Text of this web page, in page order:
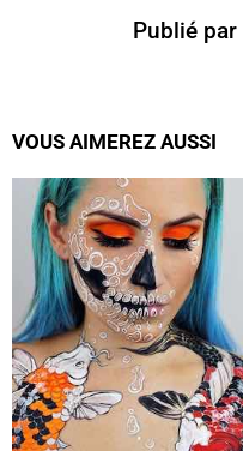
Publié par
VOUS AIMEREZ AUSSI